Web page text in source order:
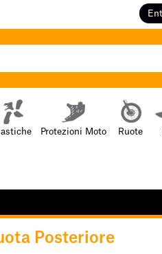
Protezioni Moto Ruote
Posteriore